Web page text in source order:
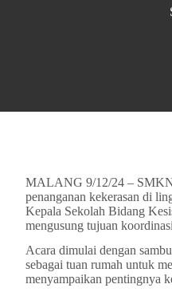
MALANG 9/12/24 – SMKN
penanganan kekerasan di
Kepala Sekolah Bidang
mengusung tujuan
Acara dimulai dengan
sebagai tuan rumah untuk
menyampaikan pentingnya